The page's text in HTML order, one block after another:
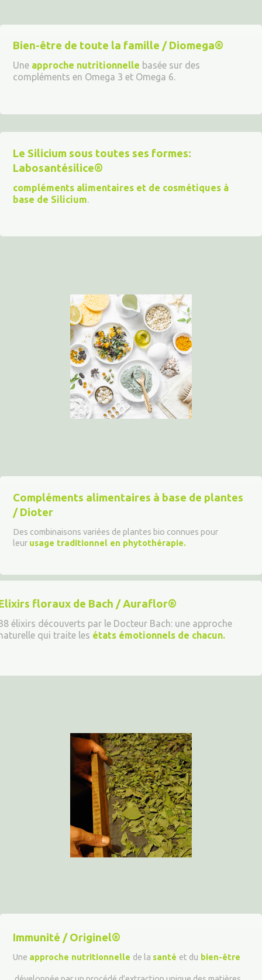
Bien-être de toute la famille / Diomega®
Une approche nutritionnelle basée sur des
compléments en Omega 3 et Omega 6.
Le Silicium sous toutes ses formes:
Labosantésilice®
compléments alimentaires et de cosmétiques à
base de Silicium.
Compléments alimentaires à base de plantes
/ Dioter
Des combinaisons variées de plantes bio connues pour
leur usage traditionnel en phytothérapie.
floraux de Bach / Auraflor®
élixirs découverts par le Docteur Bach: une approche
qui traite les états émotionnels de chacun.
Immunité / Originel®
Une approche nutritionnelle de la santé et du bien-être